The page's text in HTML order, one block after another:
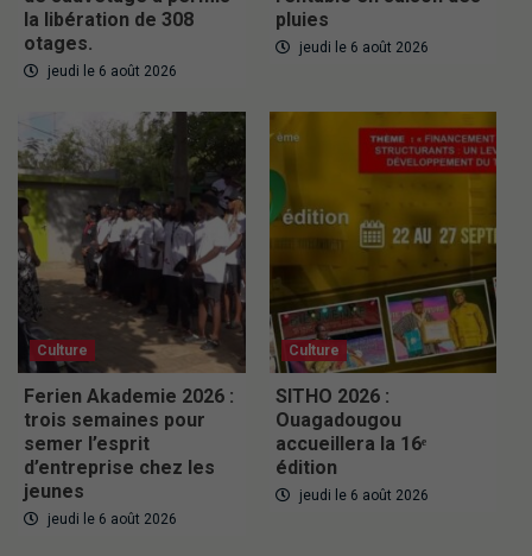
la libération de 308
otages.
jeudi le 6 août 2026
pluies
jeudi le 6 août 2026
Culture
Ferien Akademie 2026 :
trois semaines pour
semer l’esprit
d’entreprise chez les
jeunes
jeudi le 6 août 2026
Culture
SITHO 2026 :
Ouagadougou
accueillera la 16ᵉ
édition
jeudi le 6 août 2026